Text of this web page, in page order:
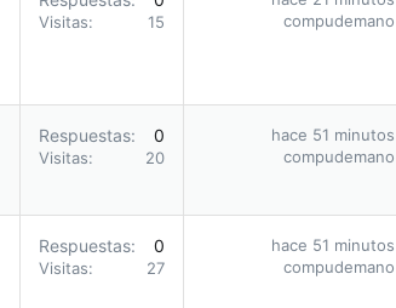
Visitas 15
compudemano
Respuestas 0
Visitas 20
hace 51 minutos
compudemano
Respuestas 0
Visitas 27
hace 51 minutos
compudemano